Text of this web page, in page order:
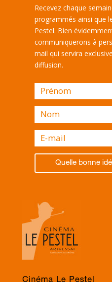
Recevez chaque
programmés ainsi que
Pestel. Bien
communiquerons à
mail qui servira
diffusion.
Quelle bonne
Cinéma Le Pestel